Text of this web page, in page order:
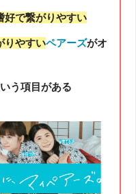
好で繋がりやすい
りやすいペアーズがオ
う項目がある